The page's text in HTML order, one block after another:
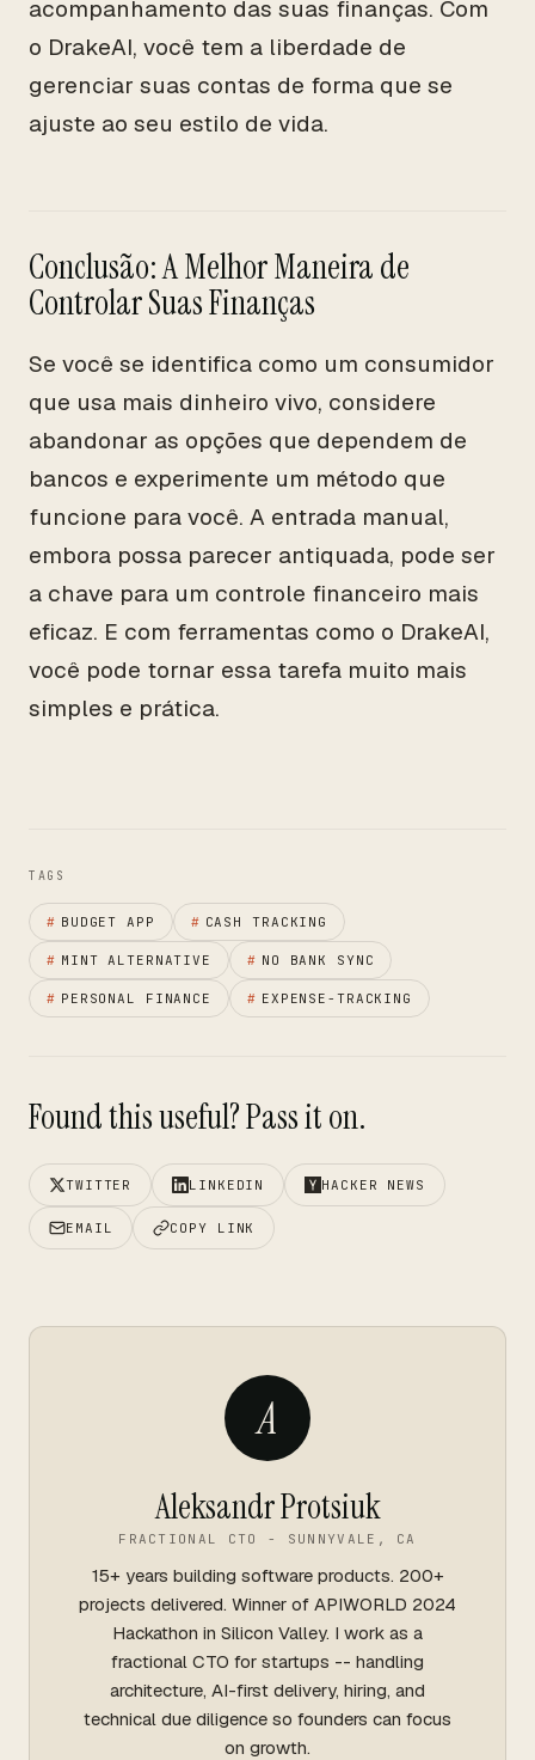
acompanhamento das suas finanças. Com
o DrakeAI, você tem a liberdade de
gerenciar suas contas de forma que se
ajuste ao seu estilo de vida.
Conclusão: A Melhor Maneira de
Controlar Suas Finanças
Se você se identifica como um consumidor
que usa mais dinheiro vivo, considere
abandonar as opções que dependem de
bancos e experimente um método que
funcione para você. A entrada manual,
embora possa parecer antiquada, pode ser
a chave para um controle financeiro mais
eficaz. E com ferramentas como o DrakeAI,
você pode tornar essa tarefa muito mais
simples e prática.
TAGS
# BUDGET APP # CASH TRACKING
# MINT ALTERNATIVE # NO BANK SYNC
# PERSONAL FINANCE # EXPENSE-TRACKING
Found this useful? Pass it on.
TWITTER LINKEDIN HACKER NEWS
EMAIL COPY LINK
A
Aleksandr Protsiuk
FRACTIONAL CTO - SUNNYVALE, CA
15+ years building software products. 200+
projects delivered. Winner of APIWORLD 2024
Hackathon in Silicon Valley. I work as a
fractional CTO for startups -- handling
architecture, AI-first delivery, hiring, and
technical due diligence so founders can focus
on growth.